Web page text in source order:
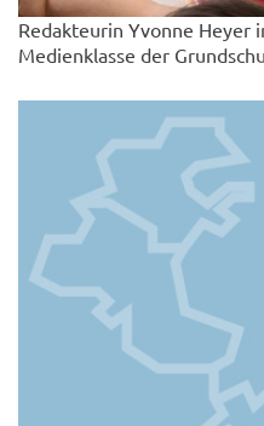
Redakteurin Yvonne Heyer
Medienklasse der